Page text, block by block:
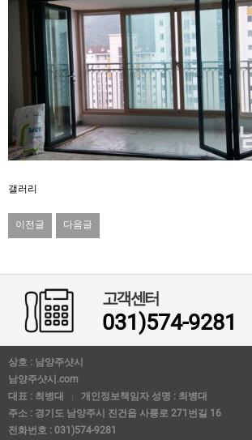
갤러리
이전글 다음글
고객센터
031)574-9281
상호 : 남양주샷시
남양주샷시.com
대표 : 최병대
개인정보책임자 성명 : 최병대
주소 : 경기도 남양주시 진건읍 사릉로 271번길 16
전화번호 : 031)574-9281